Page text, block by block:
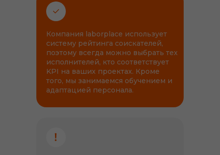
Компания laborplace использует
систему рейтинга соискателей,
поэтому всегда можно выбрать тех
исполнителей, кто соответствует
KPI на ваших проектах. Кроме
того, мы занимаемся обучением и
адаптацией персонала.